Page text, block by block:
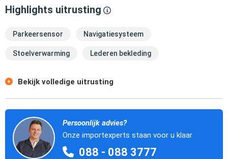
Highlights uitrusting
Parkeersensor Navigatiesysteem
Stoelverwarming Lederen bekleding
Bekijk volledige uitrusting
Persoonlijk advies?
Onze importexperts staan voor u klaar
088 - 088 3777